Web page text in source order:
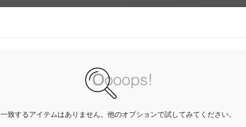
一致するアイテムはありません。他のオプションで試してみてください。